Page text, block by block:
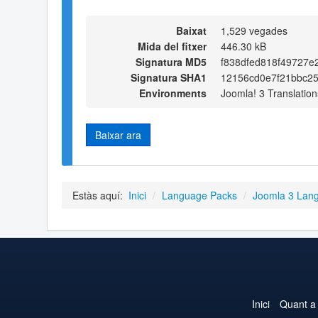
Baixat
1,529 vegades
Mida del fitxer
446.30 kB
Signatura MD5
Signatura SHA1
Environments
Joomla! 3
Baixar ara
Estàs aquí: Inici / Language Packs / Joomla 3
Inici Quant a